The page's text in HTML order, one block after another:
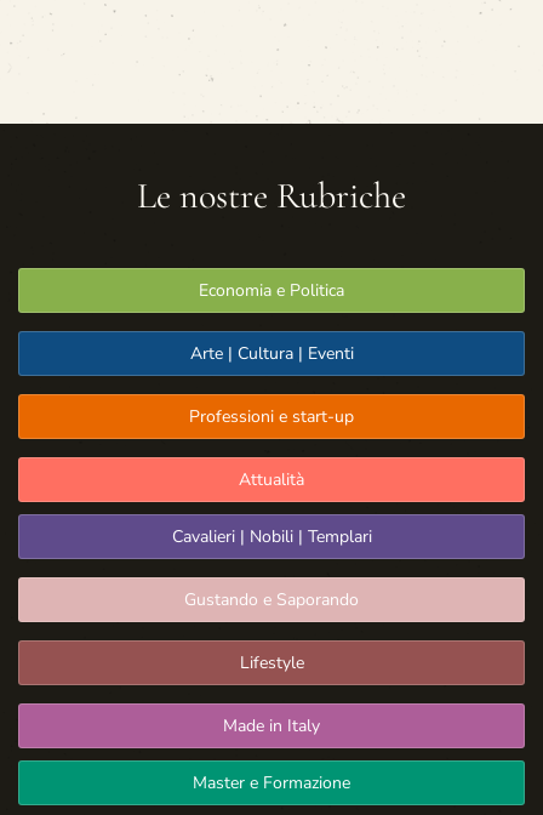
Le nostre Rubriche
Economia e Politica
Arte | Cultura | Eventi
Professioni e start-up
Attualità
Cavalieri | Nobili | Templari
Gustando e Saporando
Lifestyle
Made in Italy
Master e Formazione